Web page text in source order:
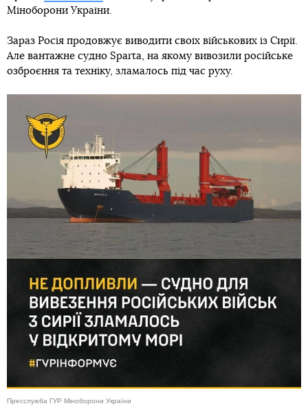
Міноборони України.
Зараз Росія продовжує виводити своїх військових із Сирії.
Але вантажне судно Sparta, на якому вивозили російське
озброєння та техніку, зламалось під час руху.
Пресслужба ГУР Міноборони України